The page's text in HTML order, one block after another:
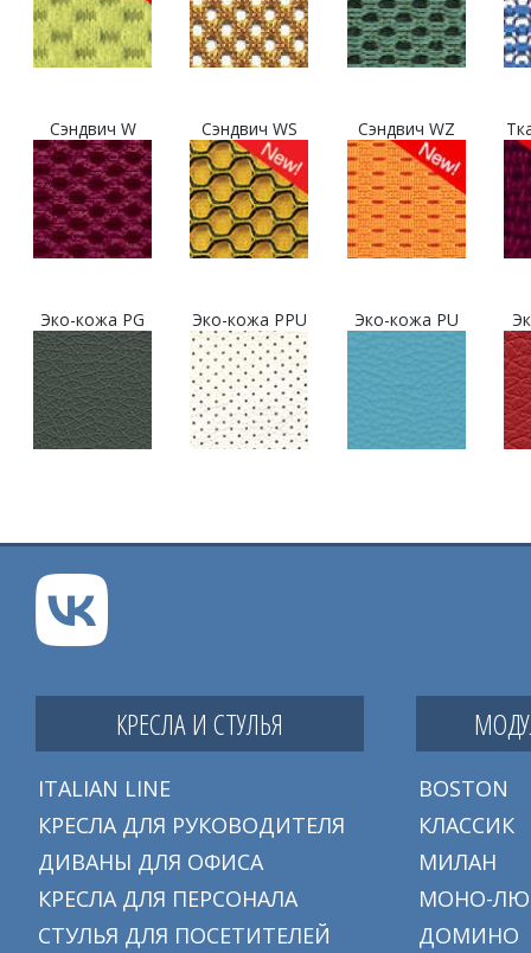
Сэндвич W Сэндвич WS Сэндвич WZ
Эко-кожа PG Эко-кожа PPU Эко-кожа PU
КРЕСЛА И СТУЛЬЯ
ITALIAN LINE
КРЕСЛА ДЛЯ РУКОВОДИТЕЛЯ
ДИВАНЫ ДЛЯ ОФИСА
КРЕСЛА ДЛЯ ПЕРСОНАЛА
СТУЛЬЯ ДЛЯ ПОСЕТИТЕЛЕЙ
BOSTON
КЛАССИК
МИЛАН
МОНО-
ДОМИНО